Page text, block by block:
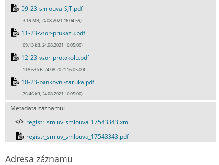
09-23-smlouva-SJT.pdf
(3.19 MB, 24.08.2021 16:04:59)
11-23-vzor-prukazu.pdf
(69.13 kB, 24.08.2021 16:05:00)
12-23-vzor-protokolu.pdf
(118.63 kB, 24.08.2021 16:05:00)
10-23-bankovni-zaruka.pdf
(76.46 kB, 24.08.2021 16:05:00)
Metadata záznamu:
registr_smluv_smlouva_17543343.xml
registr_smluv_smlouva_17543343.pdf
Adresa záznamu